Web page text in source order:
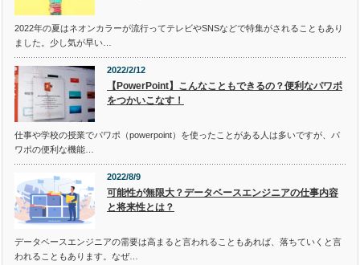
2022年の夏はネオンカラーが流行ってテレビやSNSなどで特集がされることもあり
ました。少し気が早い…
2022/2/12
【PowerPoint】こんなこともできるの？便利なパワポ
をつかいこなす！
仕事や学校の授業でパワポ（powerpoint）を使ったことがある人は多いですが、パ
ワポの便利な機能…
2022/8/9
可能性が無限大？データベースエンジニアの仕事内容
と将来性とは？
データベースエンジニアの需要は高まると言われることもあれば、落ちていくと言
われることもあります。なぜ…